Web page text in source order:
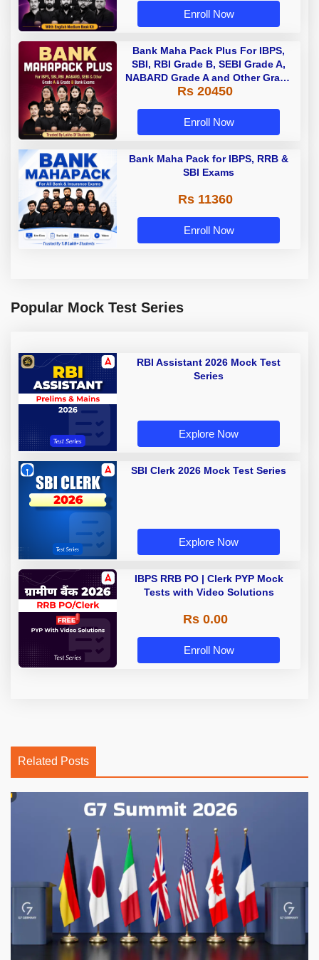
Enroll Now
Bank Maha Pack Plus For IBPS,
SBI, RBI Grade B, SEBI Grade A,
NABARD Grade A and Other Grade
A & Grade B Bank Exams
Rs 20450
Enroll Now
Bank Maha Pack for IBPS, RRB &
SBI Exams
Rs 11360
Enroll Now
Popular Mock Test Series
RBI Assistant 2026 Mock Test
Series
Explore Now
SBI Clerk 2026 Mock Test Series
Explore Now
IBPS RRB PO | Clerk PYP Mock
Tests with Video Solutions
Rs 0.00
Enroll Now
Related Posts